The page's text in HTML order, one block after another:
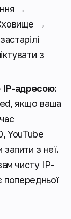
→
→
з
IP-адресою:
якщо ваша
YouTube
з неї.
чисту IP-
попередньої